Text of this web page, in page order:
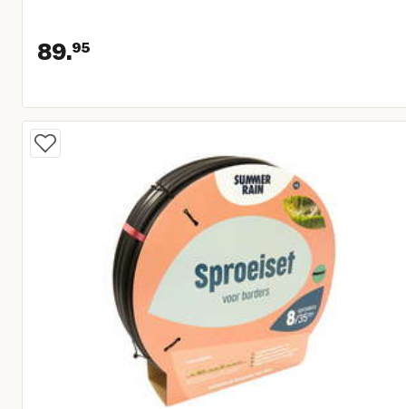
89.95
Huidige prijs € 89,95